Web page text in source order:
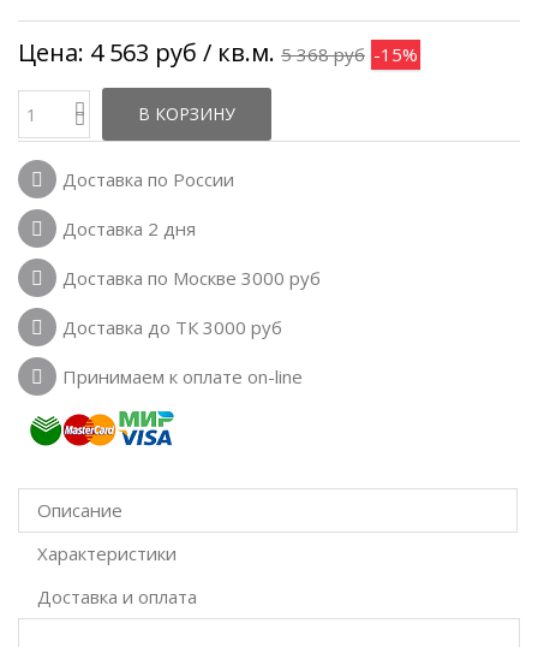
Цена: 4 563 руб / кв.м. 5 368 руб -15%
В КОРЗИНУ
Доставка по России
Доставка 2 дня
Доставка по Москве 3000 руб
Доставка до ТК 3000 руб
Принимаем к оплате on-line
Описание
Характеристики
Доставка и оплата